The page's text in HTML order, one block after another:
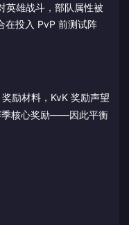
英雄战斗，部队属性被
在投入 PvP 前测试阵
励材料，KvK 奖励声望
季核心奖励——因此平衡